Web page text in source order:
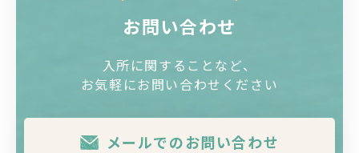
お問い合わせ
入所に関することなど、
お気軽にお問い合わせください
メールでのお問い合わせ